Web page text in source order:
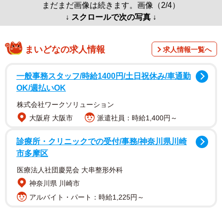
まだまだ画像は続きます。画像（2/4）
↓ スクロールで次の写真 ↓
まいどなの求人情報 求人情報一覧へ
一般事務スタッフ/時給1400円/土日祝休み/車通勤
OK/週払いOK
株式会社ワークソリューション
大阪府 大阪市
派遣社員：時給1,400円～
診療所・クリニックでの受付/事務/神奈川県川崎
市多摩区
医療法人社団慶晃会 大串整形外科
神奈川県 川崎市
アルバイト・パート：時給1,225円～